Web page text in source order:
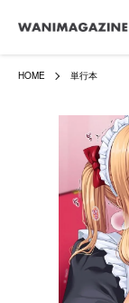
HOME 単行本